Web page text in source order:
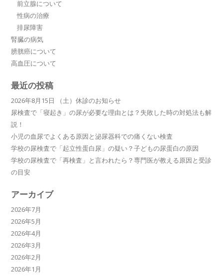
前立腺について
性病の治療
排尿障害
腎臓の病気
膀胱癌について
高血圧について
最近の投稿
2026年8月15日 （土）休診のお知らせ
尿検査で「寝起き」の尿が必要な理由とは？失敗した時の対処法も解
説！
小児の血尿でよくある原因と泌尿器科での痛くない検査
学校の尿検査で「起立性蛋白尿」の疑い？子どもの尿蛋白の原因
学校の尿検査で「再検査」と言われたら？専門医が教える原因と受診
の目安
アーカイブ
2026年7月
2026年5月
2026年4月
2026年3月
2026年2月
2026年1月